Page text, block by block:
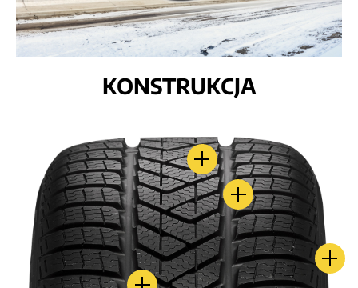
KONSTRUKCJA